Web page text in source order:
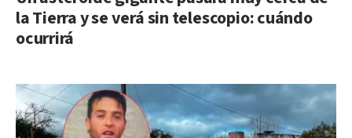
la Tierra y se verá sin telescopio: cuándo
ocurrirá